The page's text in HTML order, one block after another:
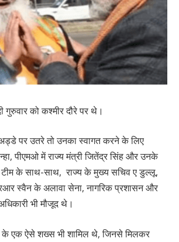
गुरुवार को कश्मीर दौरे पर थे।
पर उतरे तो उनका स्वागत करने के लिए
पीएमओ में राज्य मंत्री जितेंद्र सिंह और उनके
टीम के साथ-साथ, राज्य के मुख्य सचिव ए डुल्लू,
स्वैन के अलावा सेना, नागरिक प्रशासन और
भी मौजूद थे।
के एक ऐसे शख्स भी शामिल थे, जिनसे मिलकर